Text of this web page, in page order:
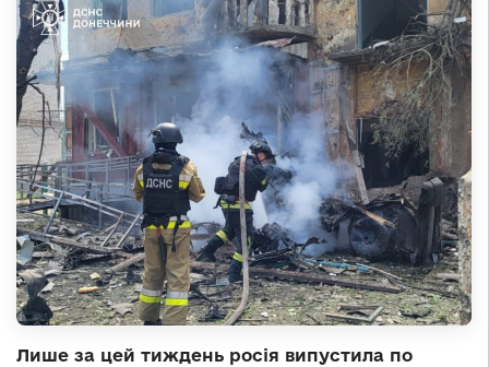
Лише за цей тиждень росія випустила по